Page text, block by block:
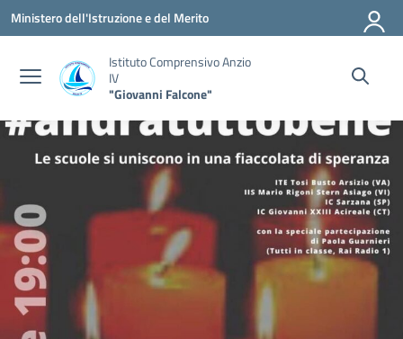
Vai ai contenuti
Vai al menu di navigazione
Vai al footer
Ministero dell'Istruzione e del Merito
Istituto Comprensivo Anzio
IV
"Giovanni Falcone"